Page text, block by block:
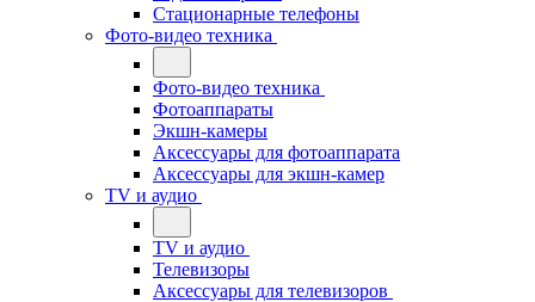
Стационарные телефоны
Фото-видео техника
Фото-видео техника
Фотоаппараты
Экшн-камеры
Аксессуары для фотоаппарата
Аксессуары для экшн-камер
TV и аудио
TV и аудио
Телевизоры
Аксессуары для телевизоров